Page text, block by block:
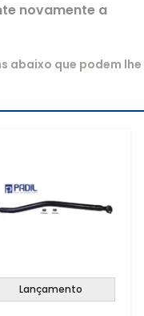
novamente a
abaixo que podem lhe
Lançamento